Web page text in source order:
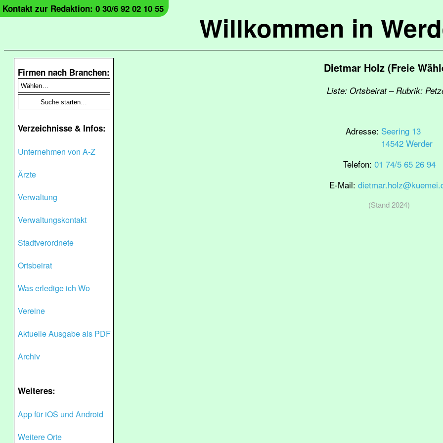
Willkommen in
Kontakt zur Redaktion: 0 30/6 92 02 10 55
Firmen nach Branchen:
Verzeichnisse & Infos:
Unternehmen von A-Z
Ärzte
Verwaltung
Verwaltungskontakt
Stadtverordnete
Ortsbeirat
Was erledige ich Wo
Vereine
Aktuelle Ausgabe als PDF
Archiv
Weiteres:
App für iOS und Android
Weitere Orte
Dietmar Holz (Freie
Liste: Ortsbeirat – Rubrik:
Adresse: Seering 13
14542 Werder
Telefon: 01 74/5 65 26 94
E-Mail:
(Stand 2024)